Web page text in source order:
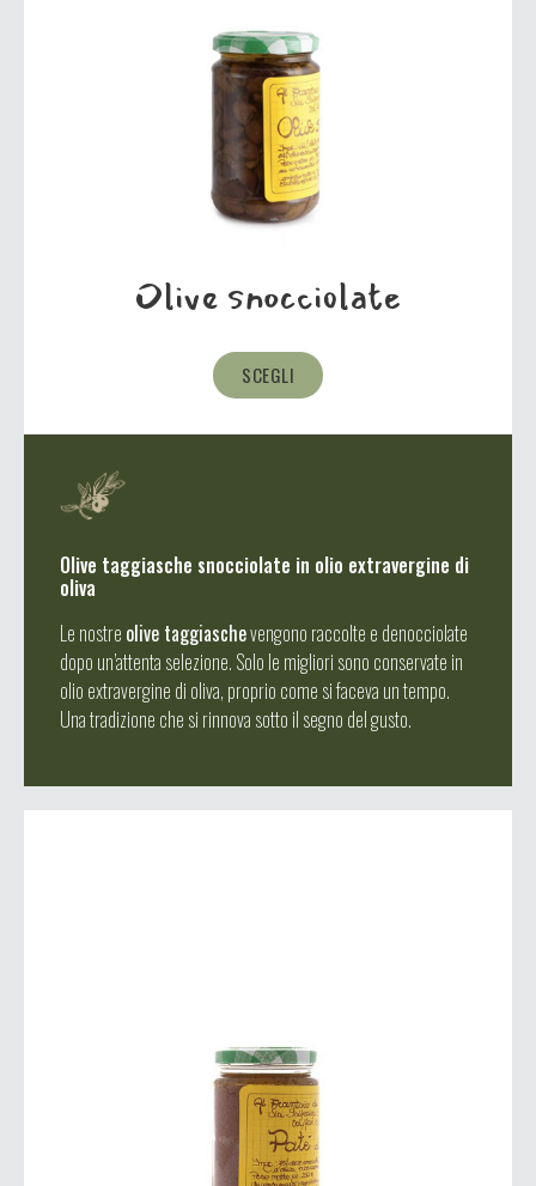
Olive snocciolate
SCEGLI
Olive taggiasche snocciolate in olio extravergine di
oliva
Le nostre olive taggiaschevengono raccolte e denocciolate
dopo un’attenta selezione. Solo le migliori sono conservate in
olio extravergine di oliva, proprio come si faceva un tempo.
Una tradizione che si rinnova sotto il segno del gusto.